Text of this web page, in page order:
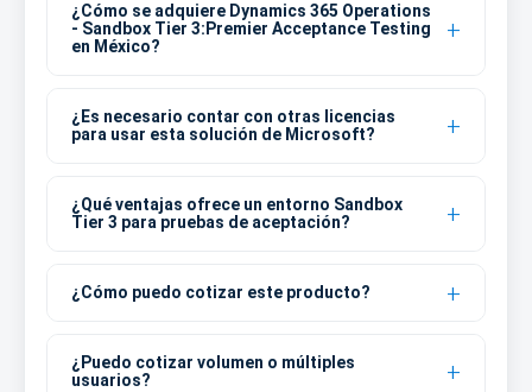
¿Cómo se adquiere Dynamics 365 Operations
- Sandbox Tier 3:Premier Acceptance Testing
en México?
¿Es necesario contar con otras licencias
para usar esta solución de Microsoft?
¿Qué ventajas ofrece un entorno Sandbox
Tier 3 para pruebas de aceptación?
¿Cómo puedo cotizar este producto?
¿Puedo cotizar volumen o múltiples
usuarios?